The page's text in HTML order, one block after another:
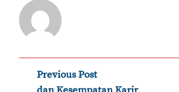
Post
Previous Post